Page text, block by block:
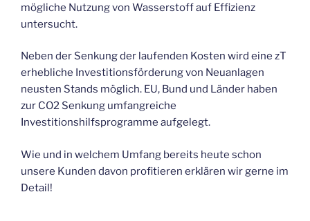
mögliche Nutzung von Wasserstoff auf Effizienz
untersucht.
Neben der Senkung der laufenden Kosten wird eine zT
erhebliche Investitionsförderung von Neuanlagen
neusten Stands möglich. EU, Bund und Länder haben
zur CO2 Senkung umfangreiche
Investitionshilfsprogramme aufgelegt.
Wie und in welchem Umfang bereits heute schon
unsere Kunden davon profitieren erklären wir gerne im
Detail!